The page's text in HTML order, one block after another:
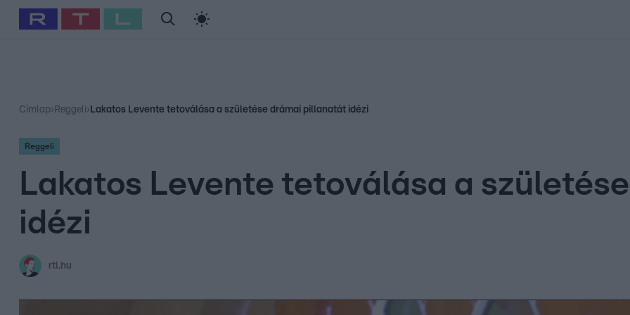
Babits Marcella Szellő István Most Wanted
Címlap› Reggeli› Lakatos Levente tetoválása a születése drámai pillanatát idézi
Reggeli
Lakatos Levente tetoválása a
idézi
rtl.hu